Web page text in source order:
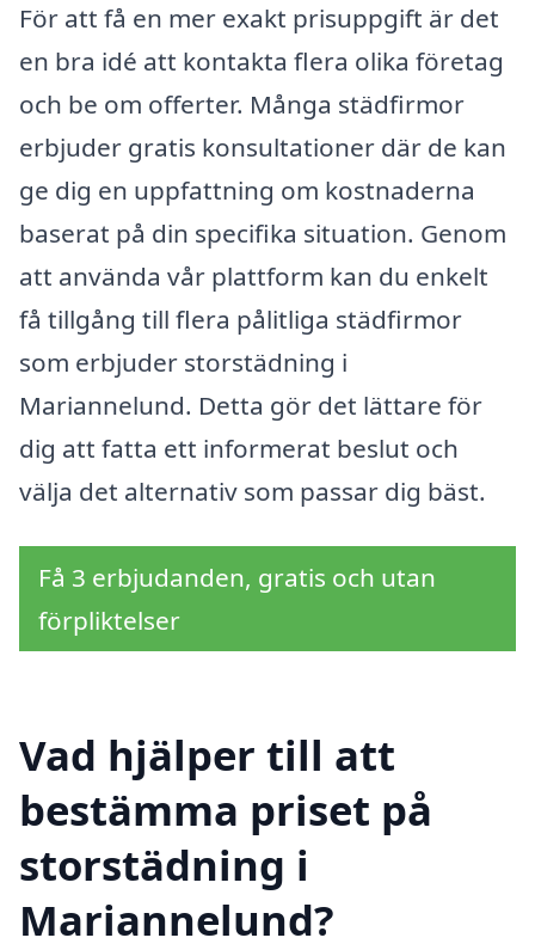
För att få en mer exakt prisuppgift är det
en bra idé att kontakta flera olika företag
och be om offerter. Många städfirmor
erbjuder gratis konsultationer där de kan
ge dig en uppfattning om kostnaderna
baserat på din specifika situation. Genom
att använda vår plattform kan du enkelt
få tillgång till flera pålitliga städfirmor
som erbjuder storstädning i
Mariannelund. Detta gör det lättare för
dig att fatta ett informerat beslut och
välja det alternativ som passar dig bäst.
Få 3 erbjudanden, gratis och utan
förpliktelser
Vad hjälper till att
bestämma priset på
storstädning i
Mariannelund?